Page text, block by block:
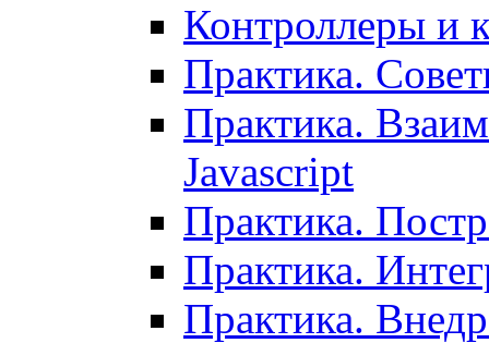
Контроллеры и
Практика.
Практика.
Javascript
Практика.
Практика.
Практика.